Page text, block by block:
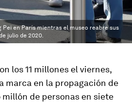
en París mientras el museo reabre sus
julio de 2020.
los 11 millones el viernes,
marca en la propagación de
de personas en siete